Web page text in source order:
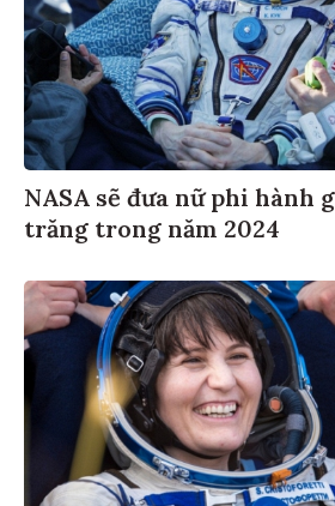
NASA sẽ đưa nữ phi hành
trăng trong năm 2024